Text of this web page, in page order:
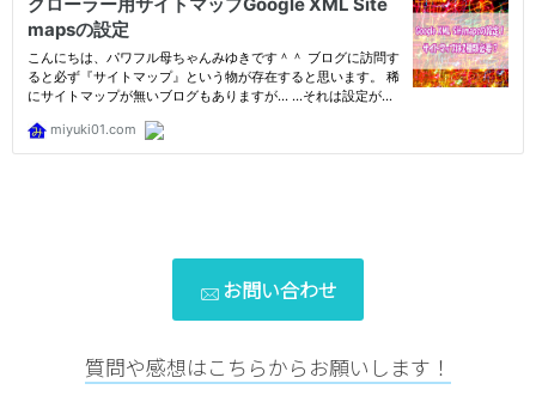
お問い合わせ
質問や感想はこちらからお願いします！